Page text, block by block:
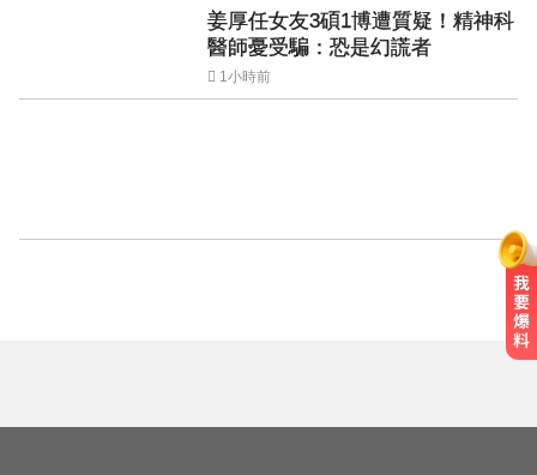
姜厚任女友3碩1博遭質疑！精神科
醫師憂受騙：恐是幻謊者
1小時前